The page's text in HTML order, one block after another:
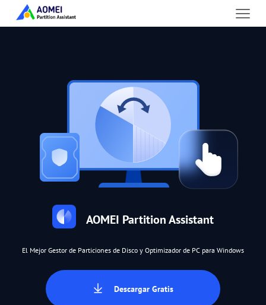
AOMEI Partition Assistant
El Mejor Gestor de Particiones de Disco y Optimizador de PC para Windows
Descargar Gratis